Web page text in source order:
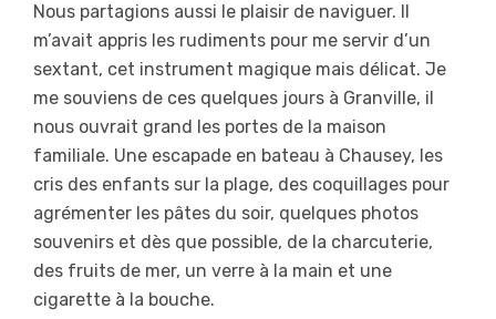
Nous partagions aussi le plaisir de naviguer. Il
m’avait appris les rudiments pour me servir d’un
sextant, cet instrument magique mais délicat. Je
me souviens de ces quelques jours à Granville, il
nous ouvrait grand les portes de la maison
familiale. Une escapade en bateau à Chausey, les
cris des enfants sur la plage, des coquillages pour
agrémenter les pâtes du soir, quelques photos
souvenirs et dès que possible, de la charcuterie,
des fruits de mer, un verre à la main et une
cigarette à la bouche.